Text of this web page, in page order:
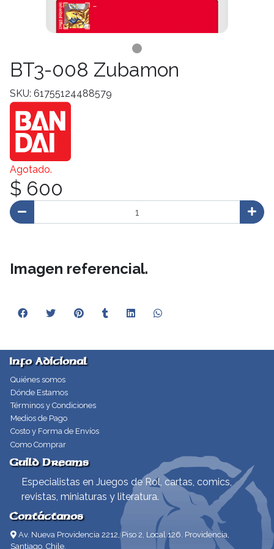
BT3-008 Zubamon
SKU: 61755124488579
Agotado.
$ 600
Imagen referencial.
Info Adicional
Quiénes somos
Dónde Estamos
Términos y Condiciones
Medios de Pago
Costo y Forma de Envíos
Como Comprar
Guild Dreams
Especialistas en Juegos de Rol, cartas, comics,
revistas, miniaturas y literatura.
Contáctanos
Av. Nueva Providencia 2212, Piso 2, Local 126. Providencia,
Santiago, Chile.